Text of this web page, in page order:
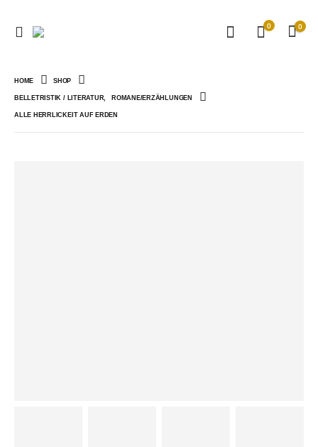
0 0
HOME SHOP
BELLETRISTIK / LITERATUR, ROMANE/ERZÄHLUNGEN
ALLE HERRLICKEIT AUF ERDEN